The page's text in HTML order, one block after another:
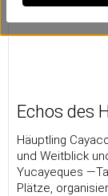
Echos des
Häuptling
und Weitblick
Yucayeques
Plätze,